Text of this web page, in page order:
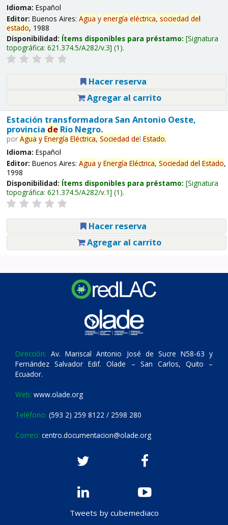
Idioma: Español
Editor: Buenos Aires: Agua y energía eléctrica, sociedad del
estado, 1988
Disponibilidad: Ítems disponibles para préstamo: Signatura
topográfica: 621.374.5/A282/v.3 (1).
Hacer reserva
Agregar al carrito
Estación transformadora San Antonio Oeste,
provincia deRío Negro.
por Agua y Energía Eléctrica, Sociedad del Estado.
Idioma: Español
Editor: Buenos Aires: Agua y Energía Eléctrica, Sociedad del Estado,
1998
Disponibilidad: Ítems disponibles para préstamo: Signatura
topográfica: 621.374.5/A282/v.1 (1).
Hacer reserva
Agregar al carrito
Dirección: Av. Mariscal Antonio José de Sucre N58-63 y
Fernández Salvador Edif. Olade – San Carlos, Quito –
Ecuador.
Web: www.olade.org
Teléfono: (593 2) 259 8122 / 2598 280
Correo: centro.documentacion@olade.org
Tweets by cubemediaco